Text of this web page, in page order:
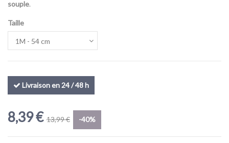
souple.
Taille
Livraison en 24 / 48 h
8,39 € 13,99 € -40%